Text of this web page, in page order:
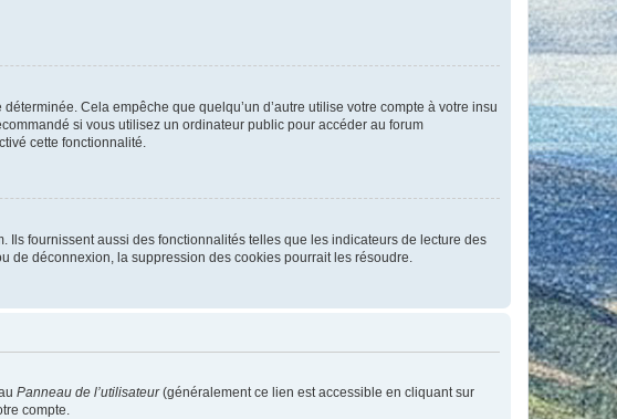
Cela empêche que quelqu’un d’autre utilise votre compte à votre insu
si vous utilisez un ordinateur public pour accéder au forum
cette fonctionnalité.
fournissent aussi des fonctionnalités telles que les indicateurs de lecture des
de déconnexion, la suppression des cookies pourrait les résoudre.
Panneau de l’utilisateur(généralement ce lien est accessible en cliquant sur
compte.